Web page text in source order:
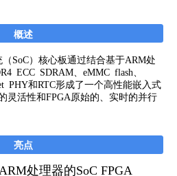
概述
SoC）核心板通过结合基于ARM处
ECC SDRAM、eMMC flash、
PHY和RTC形成了一个高性能嵌入式
灵活性和FPGA原始的、实时的并行
亮点
处理器的SoC FPGA